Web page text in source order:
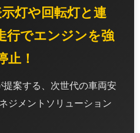
灯や回転灯と連
行でエンジンを強
止！
案する、次世代の車両安
ジメントソリューション